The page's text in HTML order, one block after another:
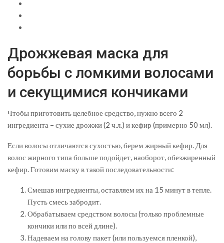
Дрожжевая маска для
борьбы с ломкими волосами
и секущимися кончиками
Чтобы приготовить целебное средство, нужно всего 2
ингредиента – сухие дрожжи (2 ч.л.) и кефир (примерно 50 мл).
Если волосы отличаются сухостью, берем жирный кефир. Для
волос жирного типа больше подойдет, наоборот, обезжиренный
кефир. Готовим маску в такой последовательности:
Смешав ингредиенты, оставляем их на 15 минут в тепле.
Пусть смесь забродит.
Обрабатываем средством волосы (только проблемные
кончики или по всей длине).
Надеваем на голову пакет (или пользуемся пленкой),